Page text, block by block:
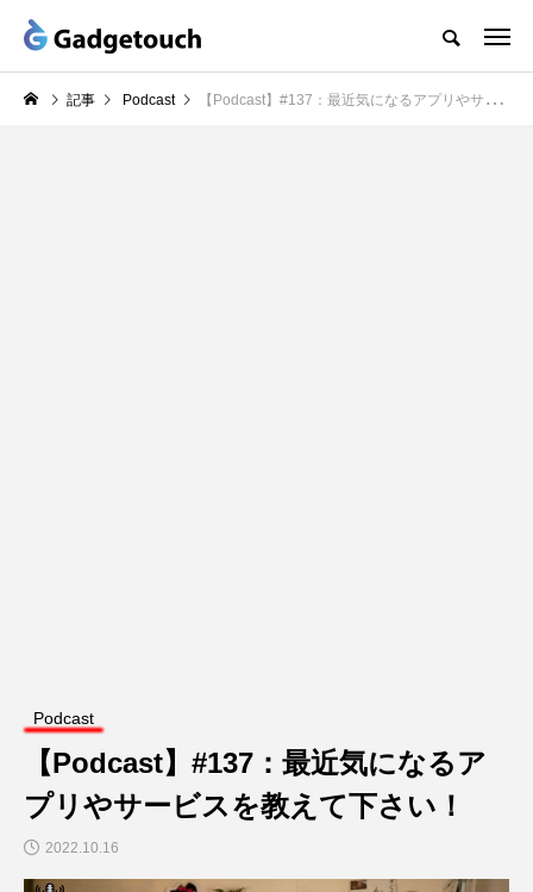
記事 Podcast 【Podcast】#137：最近気になるアプリやサービスを教えて下さい！
Podcast
【Podcast】#137：最近気になるア
プリやサービスを教えて下さい！
2022.10.16